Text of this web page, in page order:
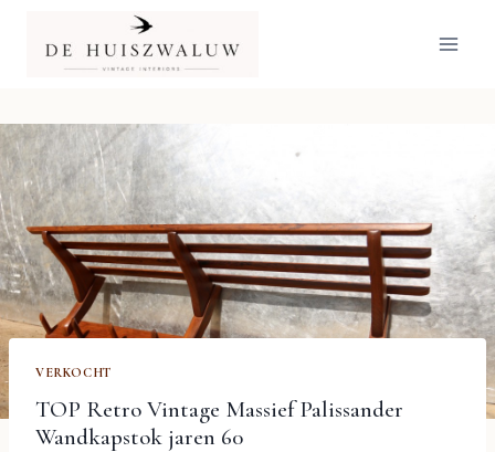
inhoud
VERKOCHT
TOP Retro Vintage Massief Palissander
Wandkapstok jaren 60